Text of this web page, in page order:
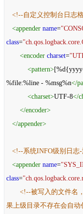
<!--自定义控制台日志
<appender name=
class=
<encoder charset=
<pattern>
%file:%line - %msg%n</
<charset>UTF-8</
</encoder>
</appender>
<!--系统INFO级别日志
<appender name=
class=
<!--被写入的文件名
果上级目录不存在会自